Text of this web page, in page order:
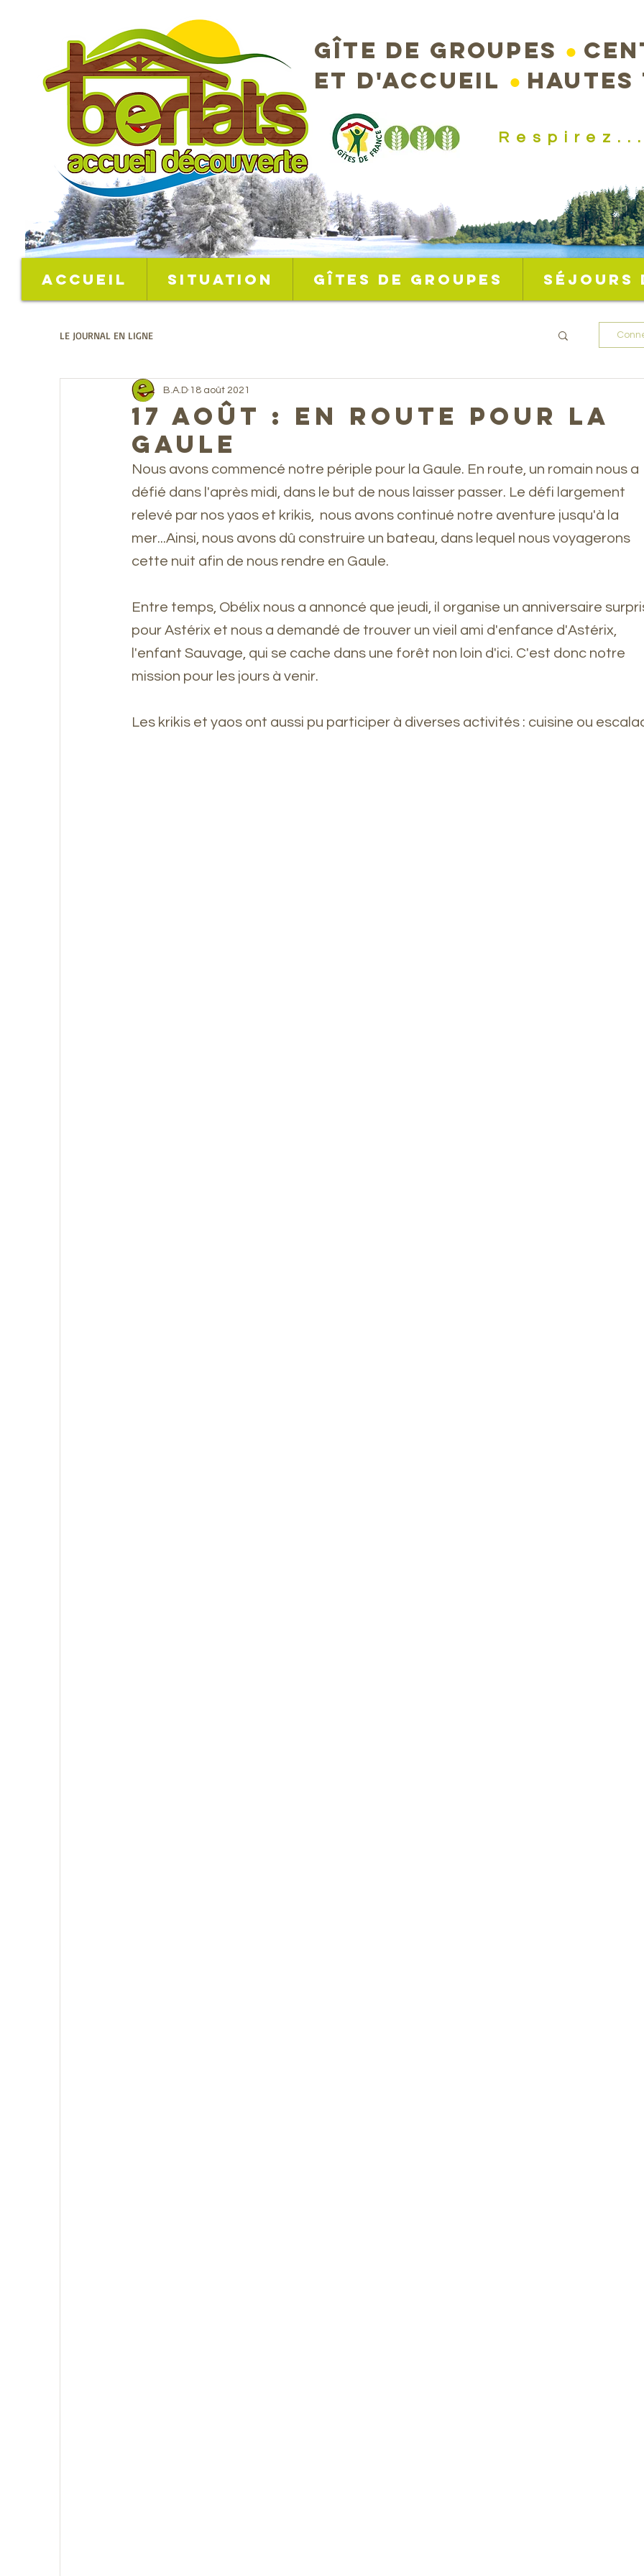
Gîte de groupes ●
et d'accueil ●
Accueil Situation Gîtes de groupes Séjours
LE JOURNAL EN LIGNE
17 Août : En route pour la
Gaule
B.A.D 18 août 2021
Nous avons commencé notre périple pour la Gaule. En route, un romain nous a
défié dans l'après midi, dans le but de nous laisser passer. Le défi largement
relevé par nos yaos et krikis,  nous avons continué notre aventure jusqu'à la
mer...Ainsi, nous avons dû construire un bateau, dans lequel nous voyagerons
cette nuit afin de nous rendre en Gaule.
Entre temps, Obélix nous a annoncé que jeudi, il organise un anniversaire
pour Astérix et nous a demandé de trouver un vieil ami d'enfance d'Astérix,
l'enfant Sauvage, qui se cache dans une forêt non loin d'ici. C'est donc notre
mission pour les jours à venir.
Les krikis et yaos ont aussi pu participer à diverses activités : cuisine ou